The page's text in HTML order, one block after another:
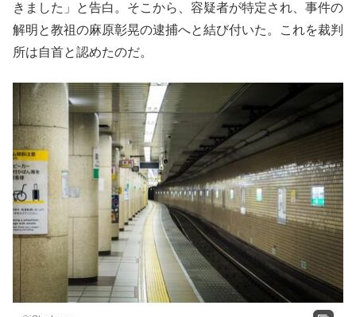
きました」と告白。そこから、容疑者が特定され、事件の
解明と教祖の麻原彰晃の逮捕へと結び付いた。これを裁判
所は自首と認めたのだ。